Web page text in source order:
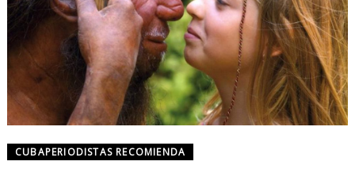
CUBAPERIODISTAS RECOMIENDA